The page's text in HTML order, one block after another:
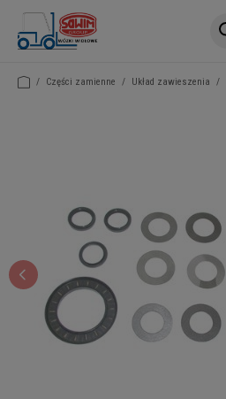
/ Części zamienne / Układ zawieszenia /